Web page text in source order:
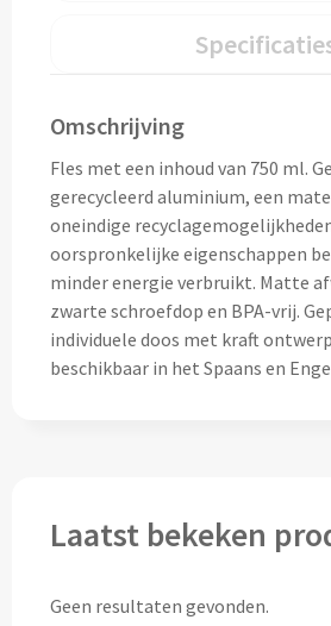
Lunch
Lunchboxen bedrukken
Lunchbekers bedrukken
Voedselcontainers bedrukken
Saladeboxen bedrukken
Snoeppotten bedrukken
Snoepblikken bedrukken
Omschrijving
Fles met een inhoud van 750 ml.
gerecycleerd aluminium, een
oneindige
oorspronkelijke eigenschappen
minder energie verbruikt. Matte
zwarte schroefdop en BPA-vrij.
individuele doos met kraft
beschikbaar in het Spaans en
Laatst bekeken
Geen resultaten gevonden.